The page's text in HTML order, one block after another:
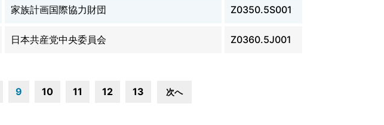
家族計画国際協力財団 Z0350.5S001
日本共産党中央委員会 Z0360.5J001
9 10 11 12 13 次へ